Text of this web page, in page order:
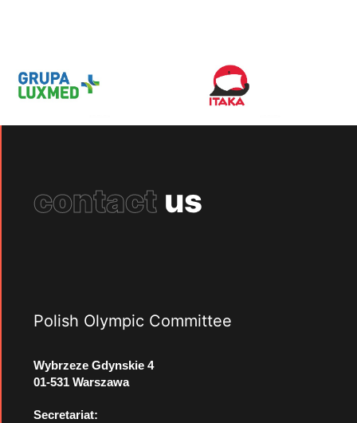
contact us
Polish Olympic Committee
Wybrzeze Gdynskie 4
01-531 Warszawa
Secretariat: